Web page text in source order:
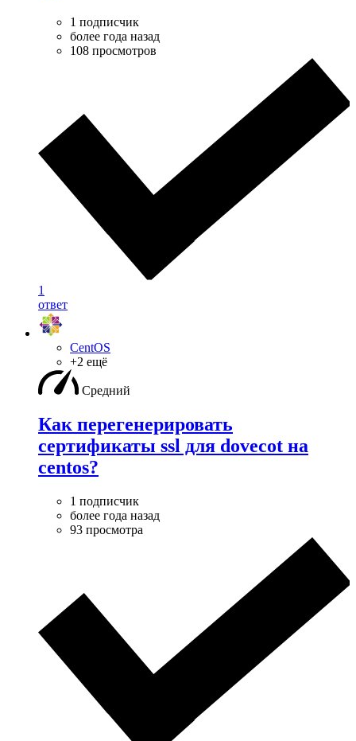
1 подписчик
более года назад
108 просмотров
1
ответ
CentOS
+2 ещё
Средний
Как перегенерировать
сертификаты ssl для dovecot на
centos?
1 подписчик
более года назад
93 просмотра